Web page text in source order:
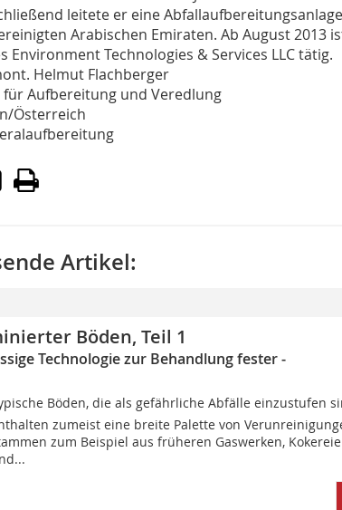
leitete er eine
Arabischen Emiraten. Ab August 2013
Environment Technologies & Services LLC tätig.
Helmut Flachberger
Aufbereitung und Veredlung
Österreich
Artikel:
Böden, Teil 1
Technologie zur Behandlung fester
Böden, die als gefährliche Abfälle einzustufen
zumeist eine breite Palette von
zum Beispiel aus früheren Gaswerken,